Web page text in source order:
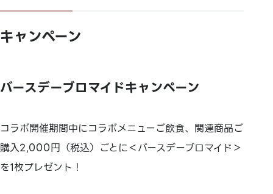
キャンペーン
バースデーブロマイドキャンペーン
コラボ開催期間中にコラボメニューご飲食、関連商品ご
購入2,000円（税込）ごとに＜バースデーブロマイド＞
を1枚プレゼント！